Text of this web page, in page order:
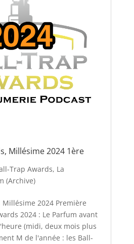
Millésime 2024 1ère
Trap Awards, La
(Archive)
2024 Première
2024 : Le Parfum avant
(midi, deux mois plus
M de l'année : les Ball-